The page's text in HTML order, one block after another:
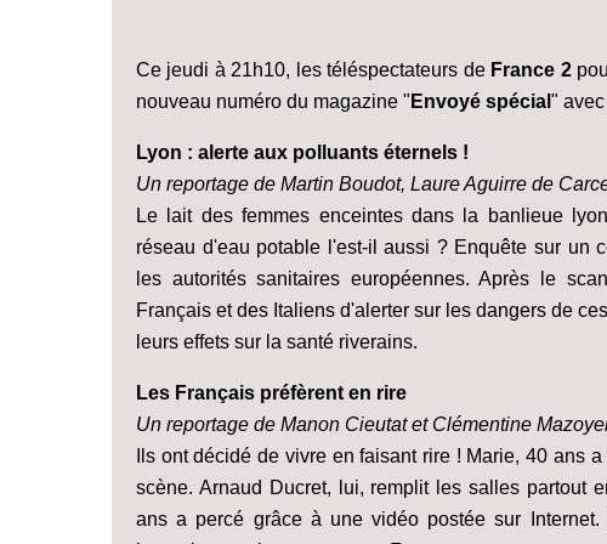
Ce jeudi à 21h10, les téléspectateurs de France 2
nouveau numéro du magazine " Envoyé spécial "
Lyon : alerte aux polluants éternels !
Un reportage de Martin Boudot, Laure Aguirre de
Le lait des femmes enceintes dans la banlieue
réseau d'eau potable l'est-il aussi ? Enquête sur un
les autorités sanitaires européennes. Après le
Français et des Italiens d'alerter sur les dangers de
leurs effets sur la santé riverains.
Les Français préfèrent en rire
Un reportage de Manon Cieutat et Clémentine
Ils ont décidé de vivre en faisant rire ! Marie, 40 ans
scène. Arnaud Ducret, lui, remplit les salles partout
ans a percé grâce à une vidéo postée sur